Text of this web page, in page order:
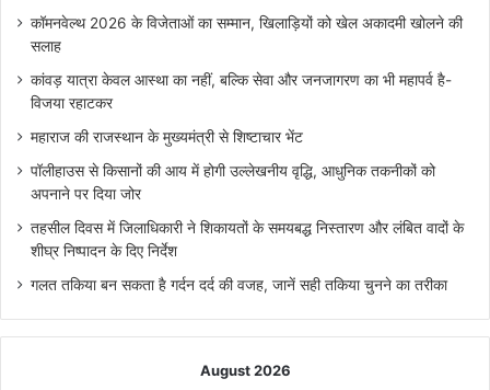
कॉमनवेल्थ 2026 के विजेताओं का सम्मान, खिलाड़ियों को खेल अकादमी खोलने की
सलाह
कांवड़ यात्रा केवल आस्था का नहीं, बल्कि सेवा और जनजागरण का भी महापर्व है-
विजया रहाटकर
महाराज की राजस्थान के मुख्यमंत्री से शिष्टाचार भेंट
पॉलीहाउस से किसानों की आय में होगी उल्लेखनीय वृद्धि, आधुनिक तकनीकों को
अपनाने पर दिया जोर
तहसील दिवस में जिलाधिकारी ने शिकायतों के समयबद्ध निस्तारण और लंबित वादों के
शीघ्र निष्पादन के दिए निर्देश
गलत तकिया बन सकता है गर्दन दर्द की वजह, जानें सही तकिया चुनने का तरीका
August 2026